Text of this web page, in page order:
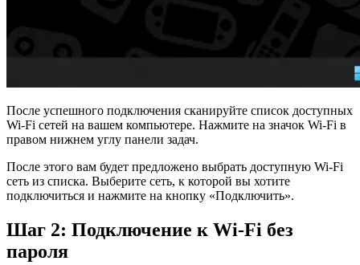
После успешного подключения сканируйте список доступных
Wi-Fi сетей на вашем компьютере. Нажмите на значок Wi-Fi в
правом нижнем углу панели задач.
После этого вам будет предложено выбрать доступную Wi-Fi
сеть из списка. Выберите сеть, к которой вы хотите
подключиться и нажмите на кнопку «Подключить».
Шаг 2: Подключение к Wi-Fi без
пароля